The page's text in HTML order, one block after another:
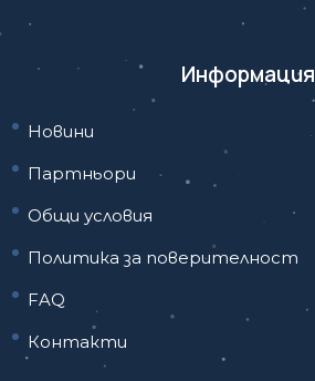
Информация
Новини
Партньори
Общи условия
Политика за поверителност
FAQ
Контакти